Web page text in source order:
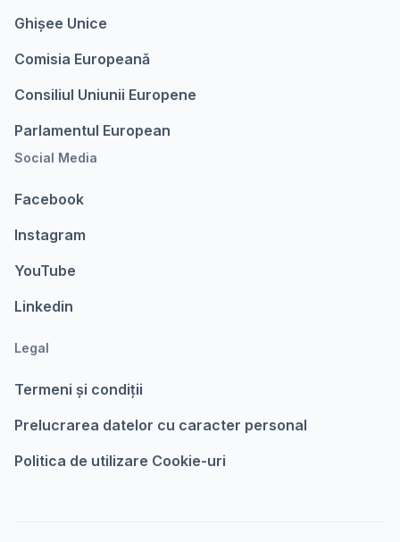
Ghișee Unice
Comisia Europeanǎ
Consiliul Uniunii Europene
Parlamentul European
Social Media
Facebook
Instagram
YouTube
Linkedin
Legal
Termeni şi condiții
Prelucrarea datelor cu caracter personal
Politica de utilizare Cookie-uri